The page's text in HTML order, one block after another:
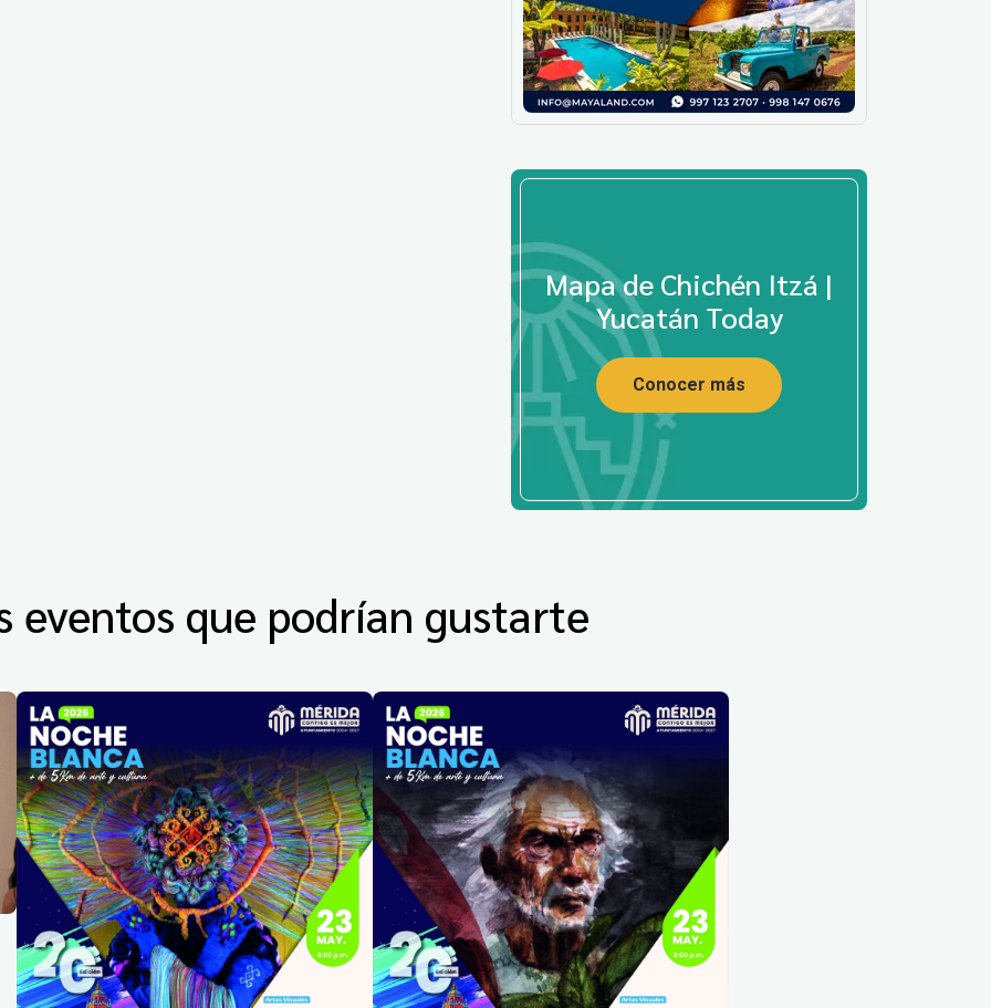
Mapa de Chichén Itzá |
Yucatán Today
Conocer más
eventos que podrían gustarte